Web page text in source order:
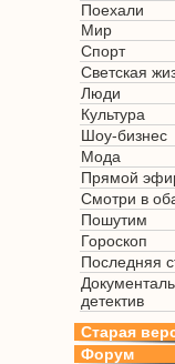
Поехали
Мир
Спорт
Светская
Люди
Культура
Шоу-бизнес
Мода
Прямой
Смотри в
Пошутим
Гороскоп
Последняя
детектив
Старая
Форум